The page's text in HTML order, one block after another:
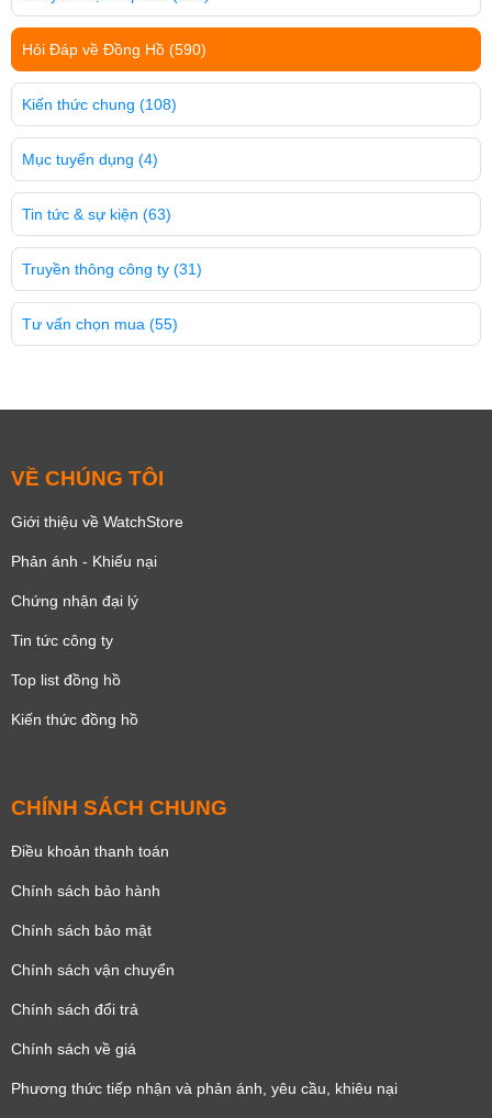
Hỏi Đáp về Đồng Hồ (590)
Kiến thức chung (108)
Mục tuyển dụng (4)
Tin tức & sự kiện (63)
Truyền thông công ty (31)
Tư vấn chọn mua (55)
VỀ CHÚNG TÔI
Giới thiệu về WatchStore
Phản ánh - Khiếu nại
Chứng nhận đại lý
Tin tức công ty
Top list đồng hồ
Kiến thức đồng hồ
CHÍNH SÁCH CHUNG
Điều khoản thanh toán
Chính sách bảo hành
Chính sách bảo mật
Chính sách vận chuyển
Chính sách đổi trả
Chính sách về giá
Phương thức tiếp nhận và phản ánh, yêu cầu, khiêu nại